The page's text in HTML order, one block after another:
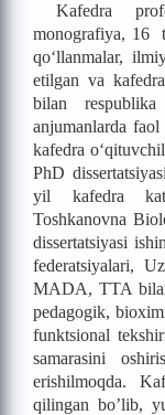
Kafedra
monografiya, 16
qo‘llanmalar,
etilgan va
bilan
anjumanlarda
kafedra
PhD
yil kafedra
Toshkanovna
dissertatsiyasi
federatsiyalari,
MADA, TTA
pedagogik,
funktsional
samarasini
erishilmoqda.
qilingan bo’lib,